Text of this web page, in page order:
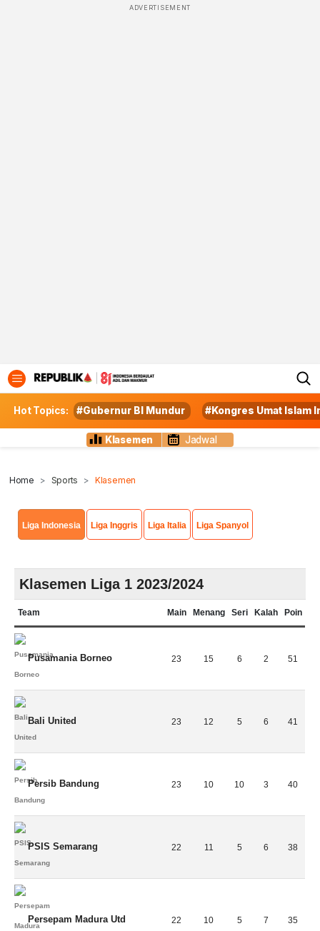
Hot Topics: #Gubernur BI Mundur #Kongres Umat Islam
Klasemen Jadwal
Home Sports Klasemen
Liga Indonesia Liga Inggris Liga Italia Liga Spanyol
Klasemen Liga 1 2023/2024
Team Main Menang Seri Kalah Poin
Pusamania Borneo 23 15 6 2 51
Bali United 23 12 5 6 41
Persib Bandung 23 10 10 3 40
PSIS Semarang 22 11 5 6 38
Persepam Madura Utd 22 10 5 7 35